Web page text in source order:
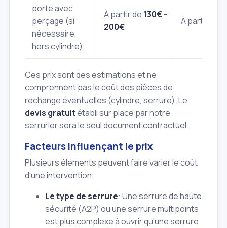
porte avec
perçage (si
nécessaire,
hors cylindre)
À partir de 130€ -
200€
À partir de
Ces prix sont des estimations et ne
comprennent pas le coût des pièces de
rechange éventuelles (cylindre, serrure). Le
devis gratuitétabli sur place par notre
serrurier sera le seul document contractuel.
Facteurs influençant le prix
Plusieurs éléments peuvent faire varier le coût
d'une intervention:
Le type de serrure: Une serrure de haute
sécurité (A2P) ou une serrure multipoints
est plus complexe à ouvrir qu'une serrure